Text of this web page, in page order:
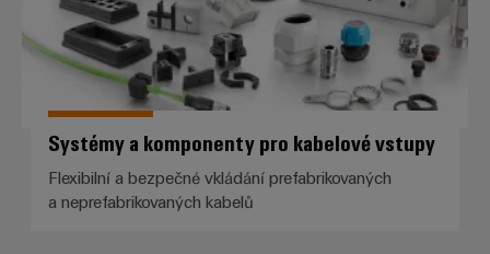
Systémy a komponenty pro kabelové vstupy
Flexibilní a bezpečné vkládání prefabrikovaných
a neprefabrikovaných kabelů